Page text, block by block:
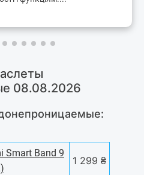
08.08.2026
Smart Band 9
1 299 ₴